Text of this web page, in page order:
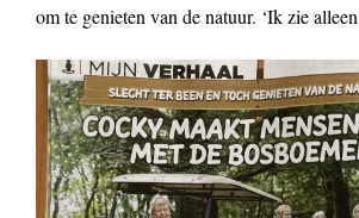
om te genieten van de natuur. ‘Ik zie